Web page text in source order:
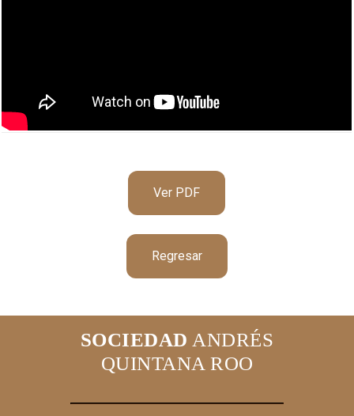
Ver PDF
Regresar
SOCIEDAD ANDRÉS
QUINTANA ROO